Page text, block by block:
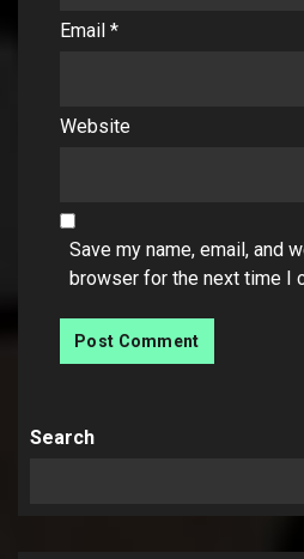
Email *
Website
Save my name, email, and
browser for the next time I
Search